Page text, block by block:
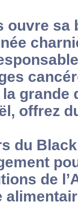
ouvre sa
grande
offrez
du
de